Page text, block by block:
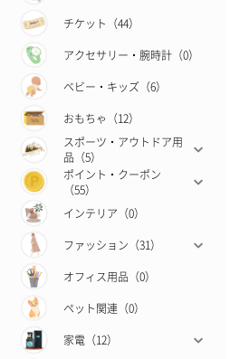
チケット（44）
アクセサリー・腕時計（0）
ベビー・キッズ（6）
おもちゃ（12）
スポーツ・アウトドア用
品（5）
ポイント・クーポン
（55）
インテリア（0）
ファッション（31）
オフィス用品（0）
ペット関連（0）
家電（12）